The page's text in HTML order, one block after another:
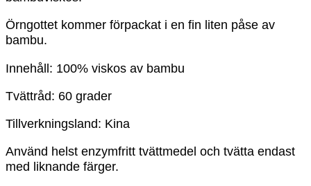
Örngottet kommer förpackat i en fin liten påse av
bambu.
Innehåll: 100% viskos av bambu
Tvättråd: 60 grader
Tillverkningsland: Kina
Använd helst enzymfritt tvättmedel och tvätta endast
med liknande färger.